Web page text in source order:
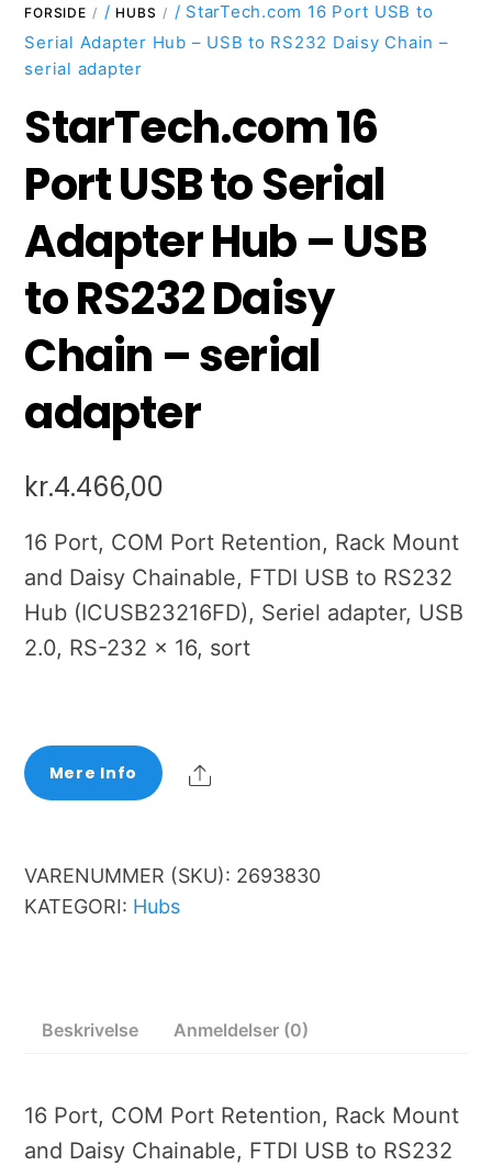
FORSIDE / HUBS
/ StarTech.com 16 Port USB to
Serial Adapter Hub – USB to RS232 Daisy Chain –
serial adapter
StarTech.com 16
Port USB to Serial
Adapter Hub – USB
to RS232 Daisy
Chain – serial
adapter
kr.4.466,00
16 Port, COM Port Retention, Rack Mount
and Daisy Chainable, FTDI USB to RS232
Hub (ICUSB23216FD), Seriel adapter, USB
2.0, RS-232 x 16, sort
Mere Info Share
VARENUMMER (SKU): 2693830
KATEGORI: Hubs
Beskrivelse Anmeldelser (0)
16 Port, COM Port Retention, Rack Mount
and Daisy Chainable, FTDI USB to RS232